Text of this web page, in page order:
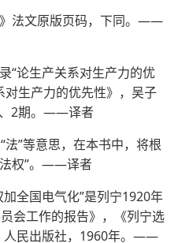
法文原版页码，下同。——
“论生产关系对生产力的优
对生产力的优先性》，吴子
、2期。——译者
”等意思，在本书中，将根
法权”。——译者
全国电气化”是列宁1920年
会工作的报告》，《列宁选
人民出版社，1960年。——